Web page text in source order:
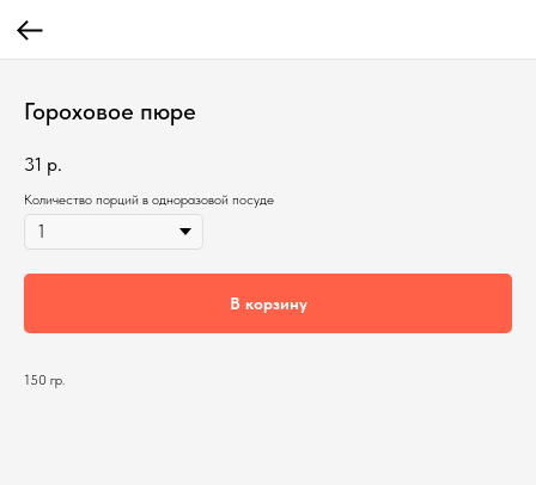
Гороховое пюре
31 р.
Количество порций в одноразовой посуде
В корзину
150 гр.